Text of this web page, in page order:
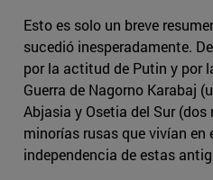
Esto es solo un breve
sucedió inesperadamente.
por la actitud de Putin y por
Guerra de Nagorno Karabaj
Abjasia y Osetia del Sur
minorías rusas que vivían
independencia de estas